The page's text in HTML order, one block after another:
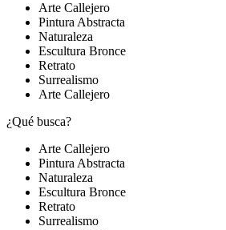
Arte Callejero
Pintura Abstracta
Naturaleza
Escultura Bronce
Retrato
Surrealismo
Arte Callejero
¿Qué busca?
Arte Callejero
Pintura Abstracta
Naturaleza
Escultura Bronce
Retrato
Surrealismo